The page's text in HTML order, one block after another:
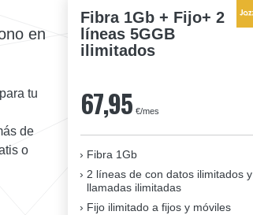
Fibra 1Gb + Fijo+ 2
líneas 5GGB
ilimitados
67,95 €/mes
Fibra 1Gb
2 líneas de con datos ilimitados y
llamadas ilimitadas
Fijo ilimitado a fijos y móviles
en
tu
de
o